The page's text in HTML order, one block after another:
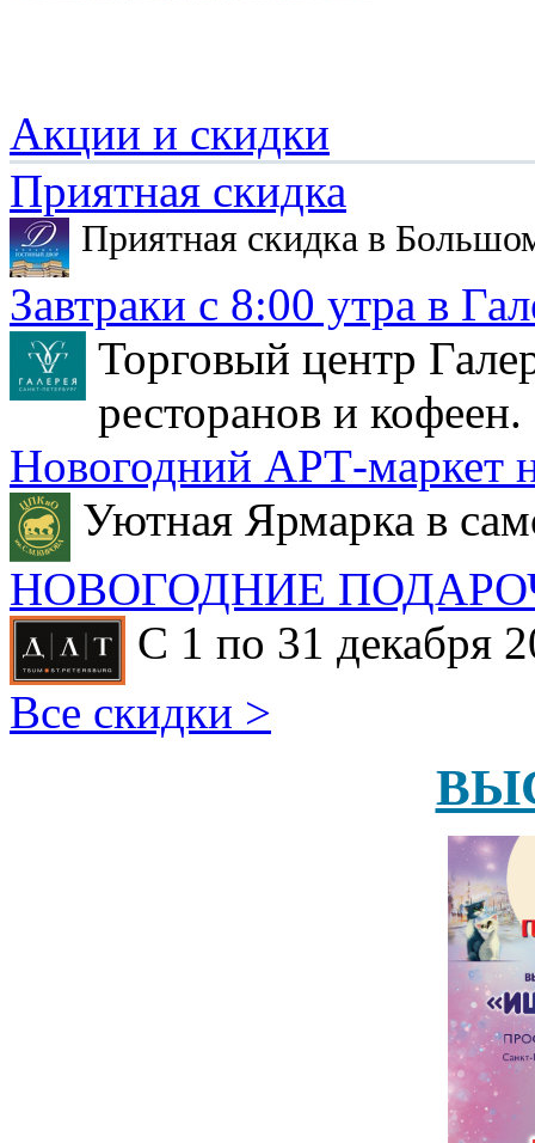
Акции и скидки
Приятная скидка
Приятная скидка в
Завтраки с 8:00 утра в
Торговый центр
ресторанов и кофеен.
Новогодний АРТ-маркет
Уютная Ярмарка в
НОВОГОДНИЕ
С 1 по 31 декабря
Все скидки >